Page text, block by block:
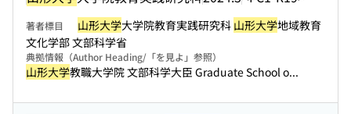
著者標目 山形大学大学院教育実践研究科 山形大学地域教育
文化学部 文部科学省
典拠情報（Author Heading/「を見よ」参照）
山形大学教職大学院 文部科学大臣 Graduate School o...